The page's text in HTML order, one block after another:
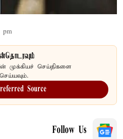
pm
முக்கியச் செய்திகளை
Source
Follow Us